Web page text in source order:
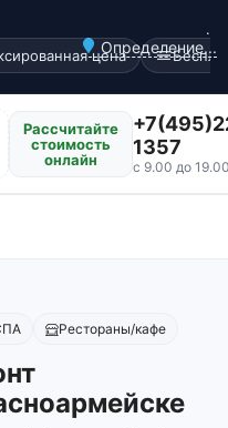
Определение...
.
цена
Рассчитайте
стоимость
онлайн
1357
с 9.00 до
Рестораны/кафе